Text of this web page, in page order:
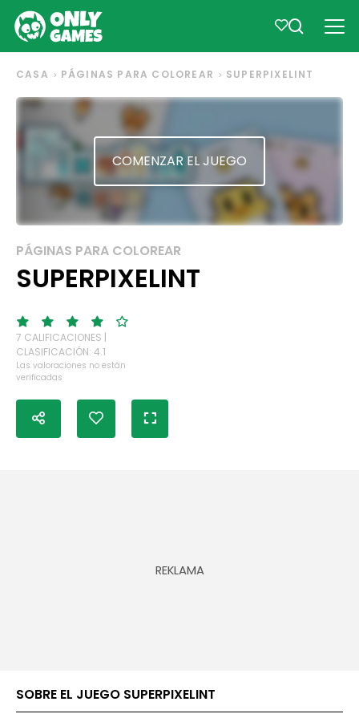
CASA PÁGINAS PARA COLOREAR SUPERPIXELINT
COMENZAR EL JUEGO
PÁGINAS PARA COLOREAR
SUPERPIXELINT
7 CALIFICACIONES |
CLASIFICACIÓN: 4.1
Las valoraciones no están
verificadas
SOBRE EL JUEGO SUPERPIXELINT